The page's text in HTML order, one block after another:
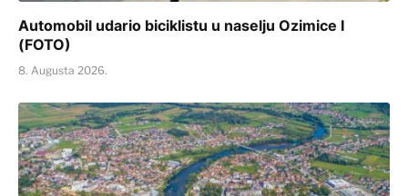
Automobil udario biciklistu u naselju Ozimice I
(FOTO)
8. Augusta 2026.